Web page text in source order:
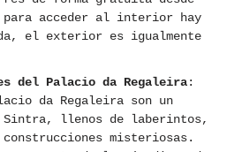
acceder al interior hay
el exterior es igualmente
del Palacio da Regaleira:
da Regaleira son un
Sintra, llenos de laberintos,
misteriosas.